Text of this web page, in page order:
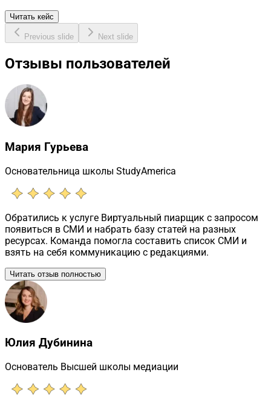
Читать кейс
Previous slide Next slide
Отзывы пользователей
Мария Гурьева
Основательница школы StudyAmerica
Обратились к услуге Виртуальный пиарщик с запросом
появиться в СМИ и набрать базу статей на разных
ресурсах. Команда помогла составить список СМИ и
взять на себя коммуникацию с редакциями.
Читать отзыв полностью
Юлия Дубинина
Основатель Высшей школы медиации